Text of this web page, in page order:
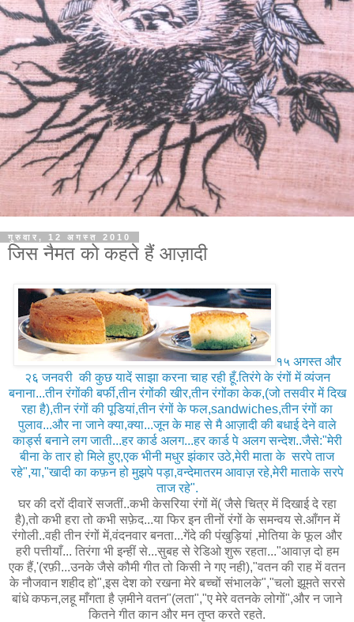
गुरुवार, 12 अगस्त 2010
जिस नैमत को कहते हैं आज़ादी
१५ अगस्त और
२६ जनवरी की कुछ यादें साझा करना चाह रही हूँ.तिरंगे के रंगों में व्यंजन
बनाना...तीन रंगोंकी बर्फी,तीन रंगोंकी खीर,तीन रंगोंका केक,(जो तसवीर में दिख
रहा है),तीन रंगों की पूडियां,तीन रंगों के फल,sandwiches,तीन रंगों का
पुलाव...और ना जाने क्या,क्या...जून के माह से मै आज़ादी की बधाई देने वाले
कार्ड्स बनाने लग जाती...हर कार्ड अलग...हर कार्ड पे अलग सन्देश..जैसे:"मेरी
बीना के तार हो मिले हुए,एक भीनी मधुर झंकार उठे,मेरी माता के सरपे ताज
रहे",या,"खादी का कफ़न हो मुझपे पड़ा,वन्देमातरम आवाज़ रहे,मेरी माताके सरपे
ताज रहे".
घर की दरों दीवारें सजतीं..कभी केसरिया रंगों में( जैसे चित्र में दिखाई दे रहा
है),तो कभी हरा तो कभी सफ़ेद...या फिर इन तीनों रंगों के समन्वय से.आँगन में
रंगोली..वही तीन रंगों में,वंदनवार बनता...गेंदे की पंखुड़ियां ,मोतिया के फूल और
हरी पत्तीयाँ... तिरंगा भी इन्हीं से...सुबह से रेडिओ शुरू रहता..."आवाज़ दो हम
एक हैं,'(रफ़ी...उनके जैसे कौमी गीत तो किसी ने गए नही),"वतन की राह में वतन
के नौजवान शहीद हो",इस देश को रखना मेरे बच्चों संभालके","चलो झूमते सरसे
बांधे कफन,लहू माँगता है ज़मीने वतन"(लता","ए मेरे वतनके लोगों",और न जाने
कितने गीत कान और मन तृप्त करते रहते.